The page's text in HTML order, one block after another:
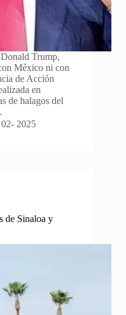
Trump,
México ni con
de Acción
en
de halagos del
2025
de Sinaloa y